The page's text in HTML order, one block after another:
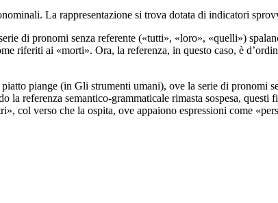
La rappresentazione si trova dotata di indicatori
di pronomi senza referente («tutti», «loro», «quelli»)
rife­riti ai «morti». Ora, la referenza, in questo caso, è
piange (in Gli strumenti umani), ove la serie di pronomi
referenza semantico-grammaticale rimasta sospesa, questi
col verso che la ospita, ove appaiono espressioni come